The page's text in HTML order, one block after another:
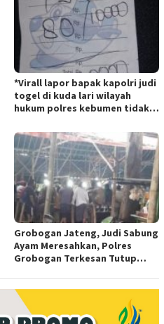
*Virall lapor bapak kapolri judi
togel di kuda lari wilayah
hukum polres kebumen tidak
Grobogan Jateng, Judi Sabung
Ayam Meresahkan, Polres
Grobogan Terkesan Tutup